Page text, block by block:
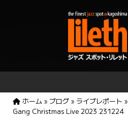
ホーム » ブログ » ライブレポート »
Gang Christmas Live 2023 231224